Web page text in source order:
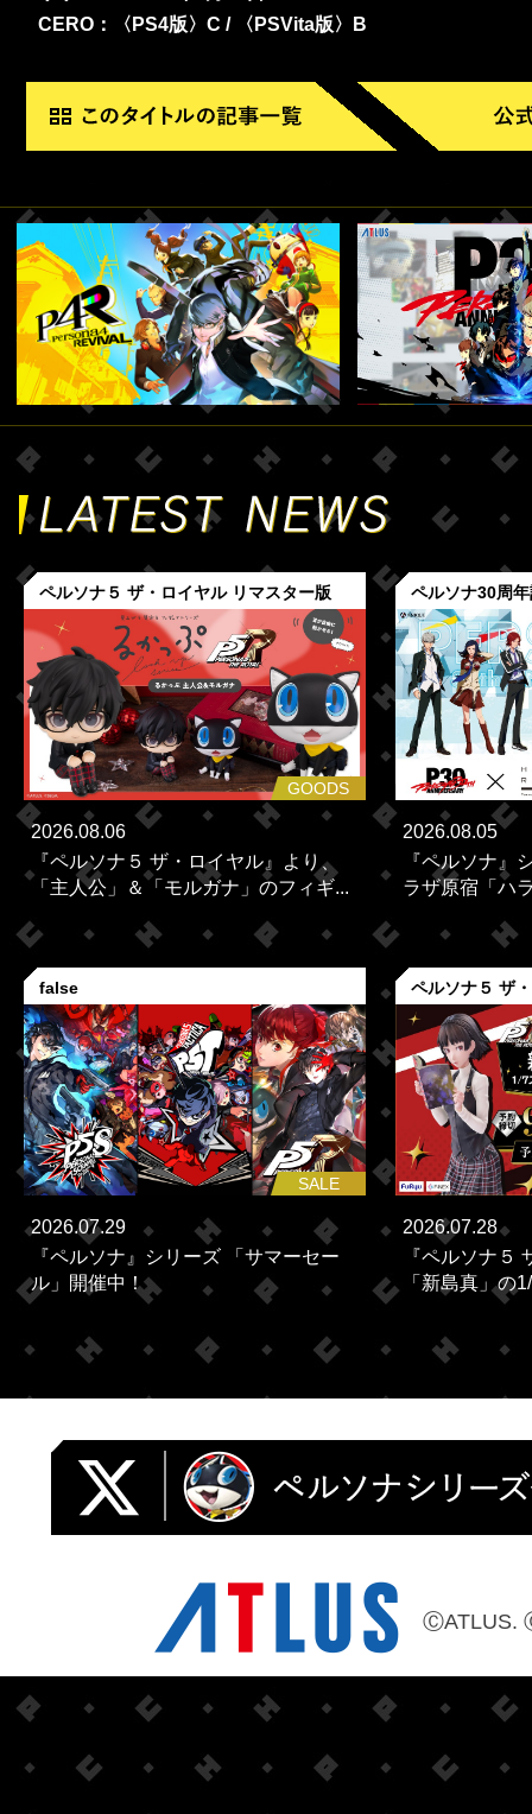
CERO：〈PS4版〉C / 〈PSVita版〉B
ペルソナ５ ザ・ロイヤル リマスター版
GOODS
2026.08.06
『ペルソナ５ ザ・ロイヤル』より、
「主人公」＆「モルガナ」のフィギ...
ペルソナ30周
2026.08.05
『ペルソナ』
ラザ原宿「ハ
false
SALE
2026.07.29
『ペルソナ』シリーズ 「サマーセー
ル」開催中！
ペルソナ５ ザ
2026.07.28
『ペルソナ５
「新島真」の
ⒸATLUS.